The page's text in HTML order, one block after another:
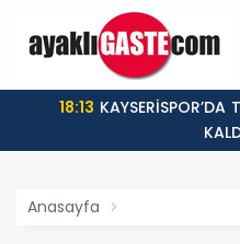
18:13
Anasayfa